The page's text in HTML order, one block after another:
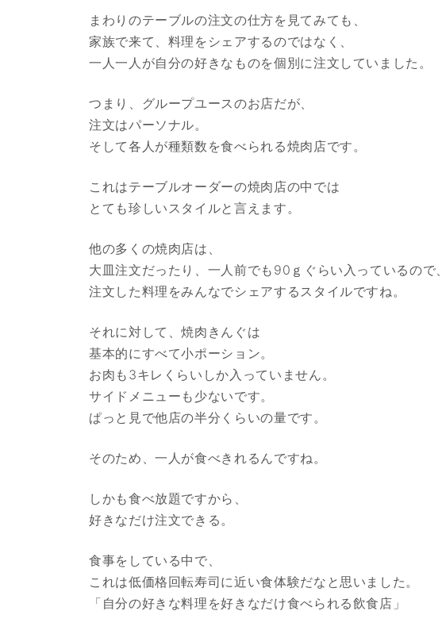
まわりのテーブルの注文の仕方を見てみても、
家族で来て、料理をシェアするのではなく、
一人一人が自分の好きなものを個別に注文していました。
つまり、グループユースのお店だが、
注文はパーソナル。
そして各人が種類数を食べられる焼肉店です。
これはテーブルオーダーの焼肉店の中では
とても珍しいスタイルと言えます。
他の多くの焼肉店は、
大皿注文だったり、一人前でも90ｇぐらい入っているので、
注文した料理をみんなでシェアするスタイルですね。
それに対して、焼肉きんぐは
基本的にすべて小ポーション。
お肉も3キレくらいしか入っていません。
サイドメニューも少ないです。
ぱっと見で他店の半分くらいの量です。
そのため、一人が食べきれるんですね。
しかも食べ放題ですから、
好きなだけ注文できる。
食事をしている中で、
これは低価格回転寿司に近い食体験だなと思いました。
「自分の好きな料理を好きなだけ食べられる飲食店」